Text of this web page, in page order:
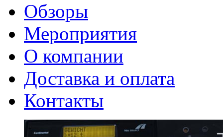
Обзоры
Мероприятия
О компании
Доставка и оплата
Контакты